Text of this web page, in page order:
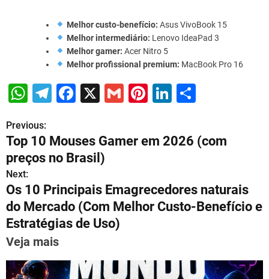
Melhor custo-benefício: Asus VivoBook 15
Melhor intermediário: Lenovo IdeaPad 3
Melhor gamer: Acer Nitro 5
Melhor profissional premium: MacBook Pro 16
W
at
s
A
p
p
T
e
gr
a
m
F
e
b
o
o
k
X
G
l
Pi
er
e
Li
k
e
n
ar
e
P
o
s
t
n
a
v
Previous:
Top 10 Mouses Gamer em 2026 (com
preços no Brasil)
Next:
Os 10 Principais Emagrecedores naturais
do Mercado (Com Melhor Custo-Benefício e
Estratégias de Uso)
Veja mais